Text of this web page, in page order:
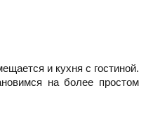
и кухня с гостиной.
на более простом